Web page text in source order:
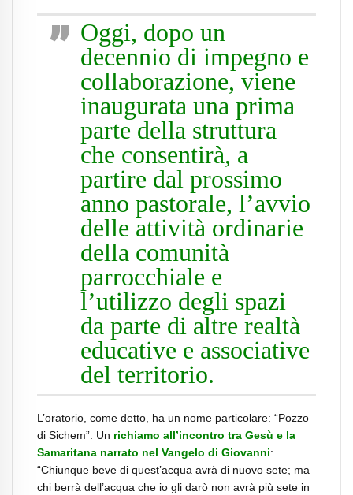
Oggi, dopo un
decennio di impegno e
collaborazione, viene
inaugurata una prima
parte della struttura
che consentirà, a
partire dal prossimo
anno pastorale, l’avvio
delle attività ordinarie
della comunità
parrocchiale e
l’utilizzo degli spazi
da parte di altre realtà
educative e associative
del territorio.
L’oratorio, come detto, ha un nome particolare: “Pozzo
di Sichem”. Un richiamo all’incontro tra Gesù e la
Samaritana narrato nel Vangelo di Giovanni:
“Chiunque beve di quest’acqua avrà di nuovo sete; ma
chi berrà dell’acqua che io gli darò non avrà più sete in